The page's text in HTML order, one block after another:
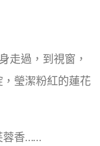
走過，到視窗，
瑩潔粉紅的蓮花
蓉香……